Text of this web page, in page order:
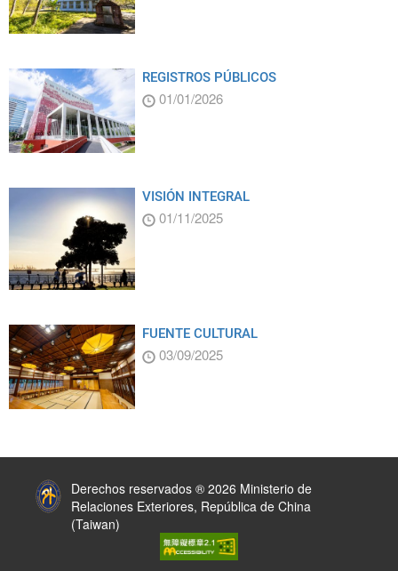
REGISTROS PÚBLICOS
01/01/2026
VISIÓN INTEGRAL
01/11/2025
FUENTE CULTURAL
03/09/2025
Derechos reservados ® 2026 Ministerio de
Relaciones Exteriores, República de China
(Taiwan)